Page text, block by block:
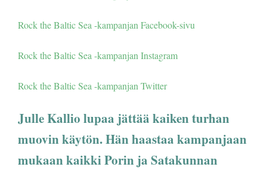
Rock the Baltic Sea -kampanjan Facebook-sivu
Rock the Baltic Sea -kampanjan Instagram
Rock the Baltic Sea -kampanjan Twitter
Julle Kallio lupaa jättää kaiken turhan
muovin käytön. Hän haastaa kampanjaan
mukaan kaikki Porin ja Satakunnan